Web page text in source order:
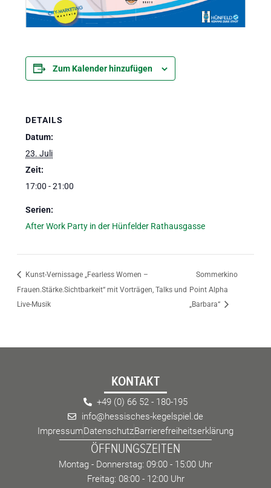
Zum Kalender hinzufügen
DETAILS
Datum:
23. Juli
Zeit:
17:00 - 21:00
Serien:
After Work Party in der Hünfelder Rathausgasse
Kunst-Vernissage „Fearless Women –
Frauen.Stärke.Sichtbarkeit“ mit Vorträgen, Talks und
Live-Musik
Sommerkino
Point Alpha
„Barbara“
KONTAKT
+49 (0) 66 52 - 180-195
info@hessisches-kegelspiel.de
ImpressumDatenschutzBarrierefreiheitserklärung
ÖFFNUNGSZEITEN
Montag - Donnerstag: 09:00 - 15:00 Uhr
Freitag: 08:00 - 12:00 Uhr